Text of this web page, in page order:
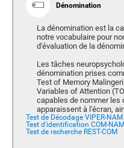
Dénomination
La dénomination est la
notre vocabulaire pour
d'évaluation de la
Les tâches
dénomination prises
Test of Memory
Variables of Attention
capables de nommer les
apparaissent à l'écran,
Test de Décodage VIPER-NAM
Test d'identification COM-NAM
Test de recherche REST-COM